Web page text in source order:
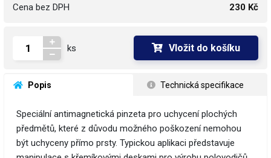
Cena bez DPH 230 Kč
ks Vložit do košíku
Popis Technická specifikace
Speciální antimagnetická pinzeta pro uchycení plochých
předmětů, které z důvodu možného poškození nemohou
být uchyceny přímo prsty. Typickou aplikaci představuje